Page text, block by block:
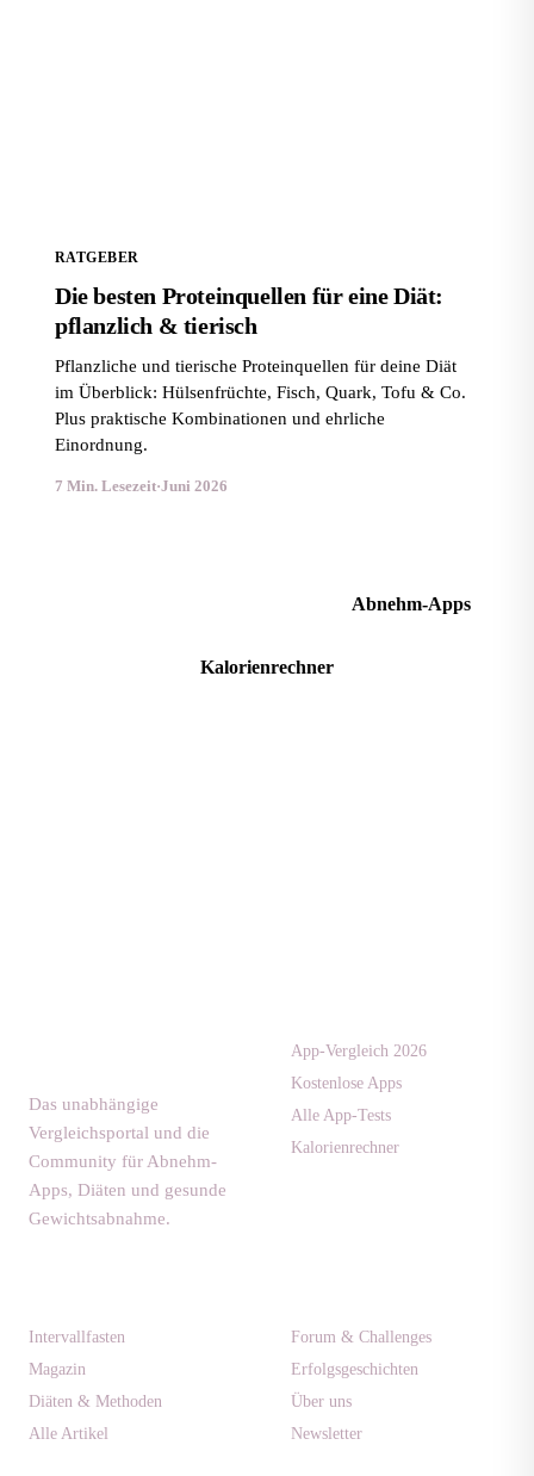
RATGEBER
Die besten Proteinquellen für eine Diät:
pflanzlich & tierisch
Pflanzliche und tierische Proteinquellen für deine Diät
im Überblick: Hülsenfrüchte, Fisch, Quark, Tofu & Co.
Plus praktische Kombinationen und ehrliche
Einordnung.
7 Min. Lesezeit·Juni 2026
Abnehm-Apps
Kalorienrechner
Das unabhängige
Vergleichsportal und die
Community für Abnehm-
Apps, Diäten und gesunde
Gewichtsabnahme.
App-Vergleich 2026
Kostenlose Apps
Alle App-Tests
Kalorienrechner
Intervallfasten
Magazin
Diäten & Methoden
Alle Artikel
Forum & Challenges
Erfolgsgeschichten
Über uns
Newsletter